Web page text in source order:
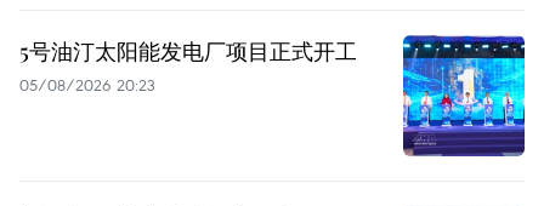
5号油汀太阳能发电厂项目正式开工
05/08/2026 20:23